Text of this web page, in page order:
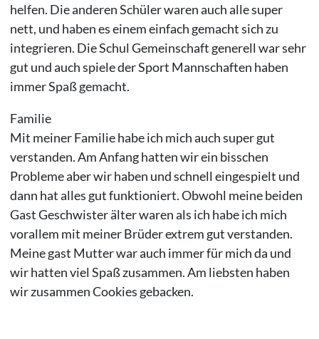
helfen. Die anderen Schüler waren auch alle super
nett, und haben es einem einfach gemacht sich zu
integrieren. Die Schul Gemeinschaft generell war sehr
gut und auch spiele der Sport Mannschaften haben
immer Spaß gemacht.
Familie
Mit meiner Familie habe ich mich auch super gut
verstanden. Am Anfang hatten wir ein bisschen
Probleme aber wir haben und schnell eingespielt und
dann hat alles gut funktioniert. Obwohl meine beiden
Gast Geschwister älter waren als ich habe ich mich
vorallem mit meiner Brüder extrem gut verstanden.
Meine gast Mutter war auch immer für mich da und
wir hatten viel Spaß zusammen. Am liebsten haben
wir zusammen Cookies gebacken.